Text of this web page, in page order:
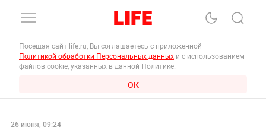
Посещая сайт life.ru, Вы соглашаетесь с приложенной
Политикой обработки Персональных данных и с использованием
файлов cookie, указанных в данной Политике.
ОК
26 июня, 09:24